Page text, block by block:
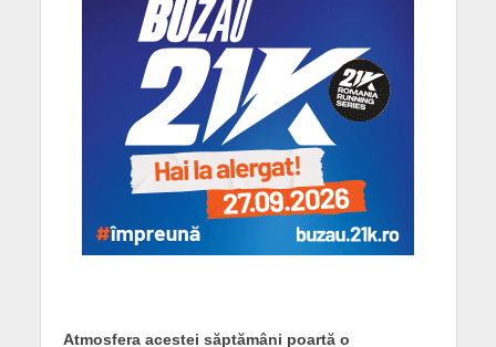
Atmosfera acestei săptămâni poartă o